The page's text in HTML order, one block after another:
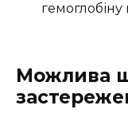
гемоглобіну
Можлива